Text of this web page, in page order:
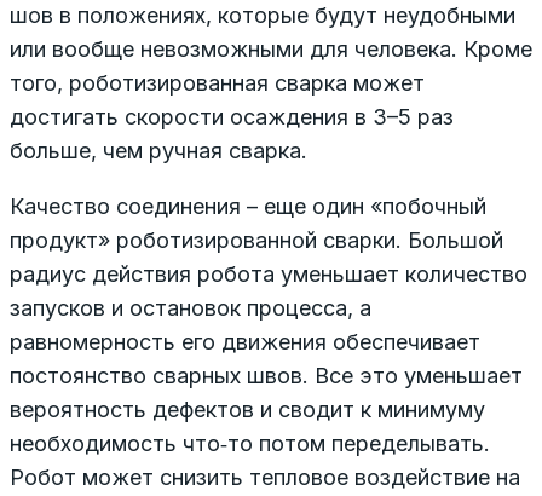
шов в положениях, которые будут неудобными
или вообще невозможными для человека. Кроме
того, роботизированная сварка может
достигать скорости осаждения в 3–5 раз
больше, чем ручная сварка.
Качество соединения – еще один «побочный
продукт» роботизированной сварки. Большой
радиус действия робота уменьшает количество
запусков и остановок процесса, а
равномерность его движения обеспечивает
постоянство сварных швов. Все это уменьшает
вероятность дефектов и сводит к минимуму
необходимость что‑то потом переделывать.
Робот может снизить тепловое воздействие на